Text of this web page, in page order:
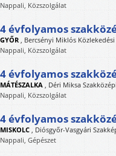
Nappali, Közszolgálat
4 évfolyamos
GYŐR , Bercsényi Miklós
Nappali, Közszolgálat
4 évfolyamos
MÁTÉSZALKA , Déri Miksa
Nappali, Közszolgálat
4 évfolyamos
MISKOLC , Diósgyőr-Vasgyári
Nappali, Gépészet